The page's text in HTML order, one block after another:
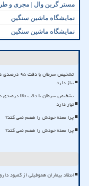
مستر گرین وال | مجری و
نمایشگاه ماشین سنگین
نمایشگاه ماشین سنگین
تشخیص
نیاز دارد
تشخیص
نیاز دارد
چرا معده خودش را هضم نمی کند؟
چرا معده خودش را هضم نمی کند؟
انتقاد بیماران هموفیلی از کمبود